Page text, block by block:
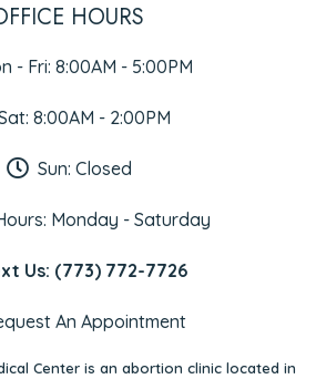
HOURS
- Fri: 8:00AM - 5:00PM
8:00AM - 2:00PM
Sun: Closed
Monday - Saturday
Us: (773) 772-7726
An Appointment
Center is an abortion clinic located in